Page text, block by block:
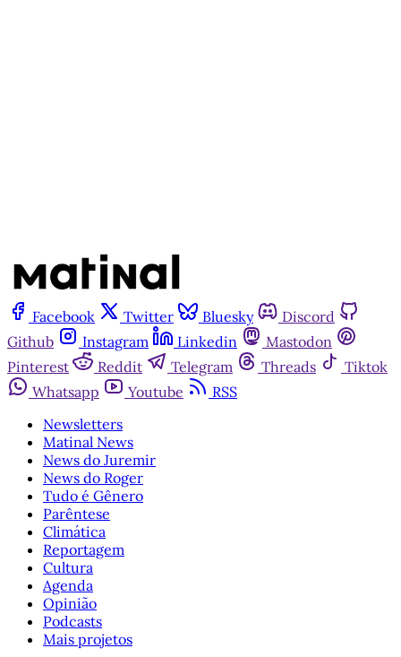
Facebook Twitter Bluesky
Discord
Github
Instagram Linkedin
Mastodon
Pinterest
Reddit Telegram Threads
Tiktok
Whatsapp
Youtube
RSS
Newsletters
Matinal News
News do Juremir
News do Roger
Tudo é Gênero
Parêntese
Climática
Reportagem
Cultura
Agenda
Opinião
Podcasts
Mais projetos